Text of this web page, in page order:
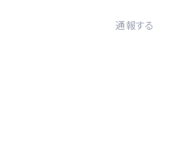
通報する